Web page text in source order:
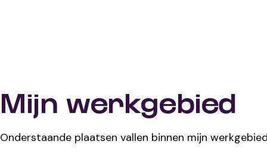
Mijn werkgebied
Onderstaande plaatsen vallen binnen mijn